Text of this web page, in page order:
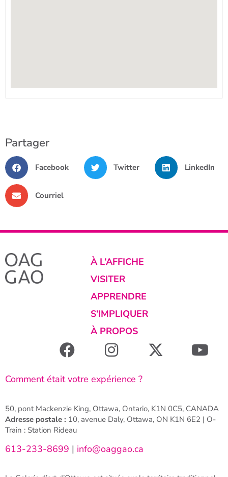
Partager
Facebook Twitter LinkedIn
Courriel
À L’AFFICHE
VISITER
APPRENDRE
S’IMPLIQUER
À PROPOS
Comment était votre expérience ?
50, pont Mackenzie King, Ottawa, Ontario, K1N 0C5, CANADA
Adresse postale : 10, avenue Daly, Ottawa, ON K1N 6E2 | O-
Train : Station Rideau
613-233-8699 | info@oaggao.ca